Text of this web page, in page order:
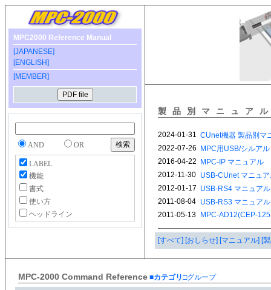
MPC2000 Reference Manual
[JAPANESE]
[ENGLISH]
[MEMBER]
AND OR
LABEL
機能
書式
使い方
ヘッドライン
製品別マニュア
[すべて] [おしらせ] [マニュアル] [
MPC-2000 Command Reference ■カテゴリ□グループ